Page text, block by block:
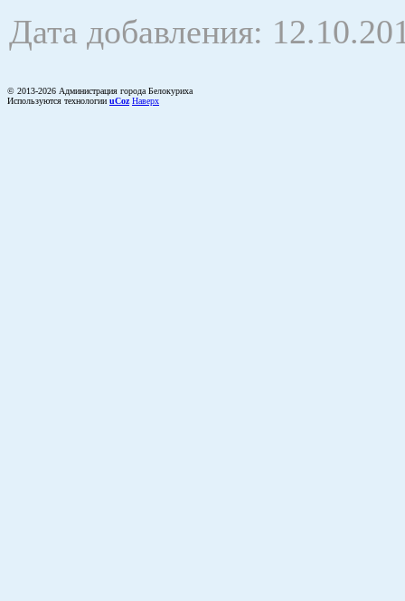
Дата добавления:
© 2013-2026 Администрация города Белокуриха
Используются технологии uCoz Наверх